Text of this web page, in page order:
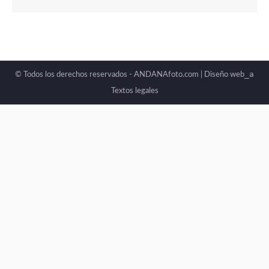
© Todos los derechos reservados - ANDANAfoto.com | Diseño web _a
Textos legales